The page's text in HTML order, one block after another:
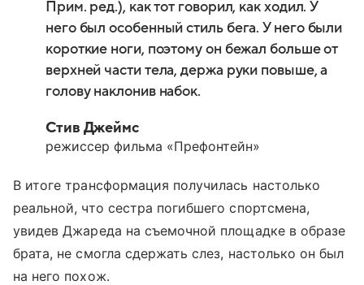
Прим. ред.), как тот говорил, как ходил. У
него был особенный стиль бега. У него были
короткие ноги, поэтому он бежал больше от
верхней части тела, держа руки повыше, а
голову наклонив набок.
Стив Джеймс
режиссер фильма «Префонтейн»
В итоге трансформация получилась настолько
реальной, что сестра погибшего спортсмена,
увидев Джареда на съемочной площадке в образе
брата, не смогла сдержать слез, настолько он был
на него похож.